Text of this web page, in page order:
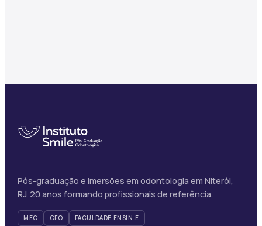
Pós-graduação e imersões em odontologia em Niterói,
RJ. 20 anos formando profissionais de referência.
MEC CFO FACULDADE ENSIN.E